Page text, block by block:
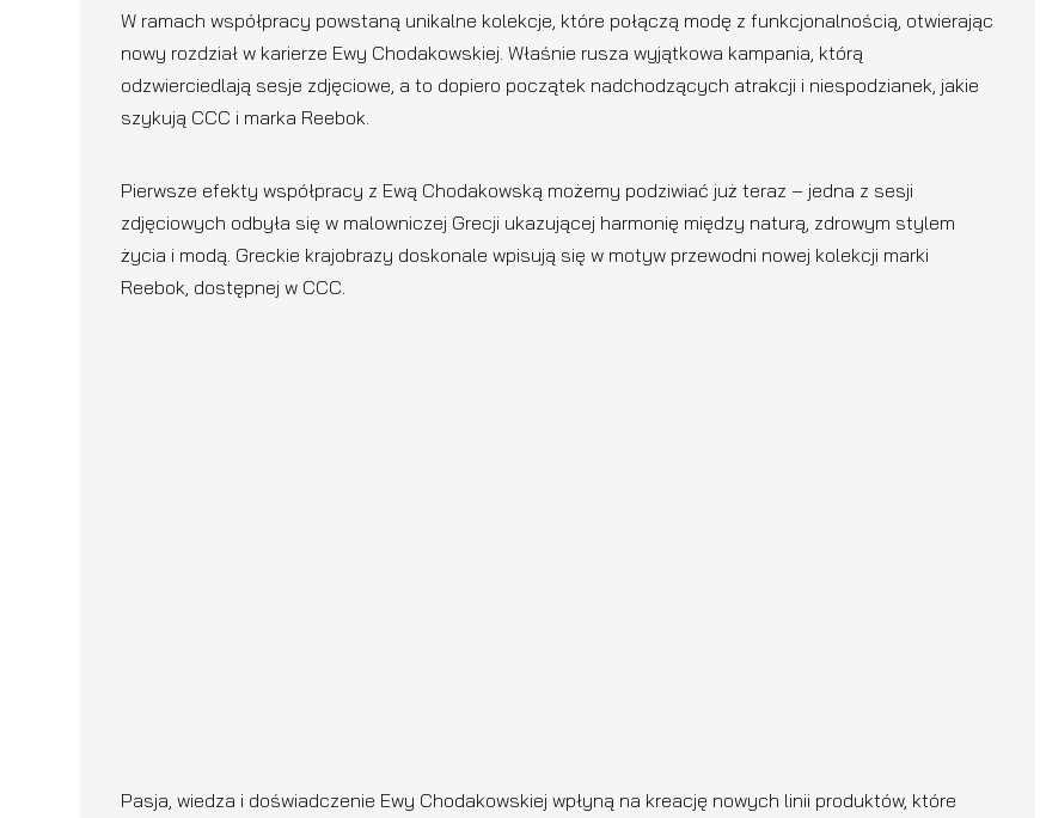
W ramach współpracy powstaną unikalne kolekcje, które połączą modę z funkcjonalnością, otwierając
nowy rozdział w karierze Ewy Chodakowskiej. Właśnie rusza wyjątkowa kampania, którą
odzwierciedlają sesje zdjęciowe, a to dopiero początek nadchodzących atrakcji i niespodzianek, jakie
szykują CCC i marka Reebok.
Pierwsze efekty współpracy z Ewą Chodakowską możemy podziwiać już teraz – jedna z sesji
zdjęciowych odbyła się w malowniczej Grecji ukazującej harmonię między naturą, zdrowym stylem
życia i modą. Greckie krajobrazy doskonale wpisują się w motyw przewodni nowej kolekcji marki
Reebok, dostępnej w CCC.
Pasja, wiedza i doświadczenie Ewy Chodakowskiej wpłyną na kreację nowych linii produktów, które